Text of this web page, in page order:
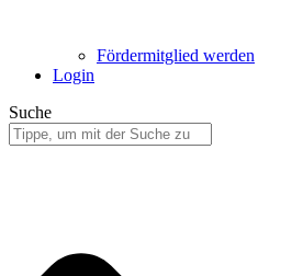
Fördermitglied werden
Login
Suche